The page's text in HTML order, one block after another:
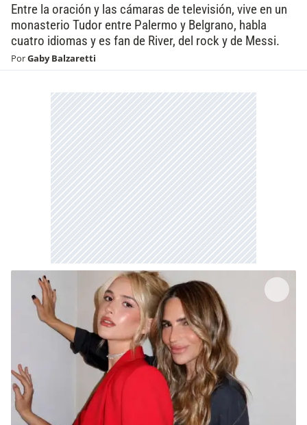
Entre la oración y las cámaras de televisión, vive en un
monasterio Tudor entre Palermo y Belgrano, habla
cuatro idiomas y es fan de River, del rock y de Messi.
PorGaby Balzaretti